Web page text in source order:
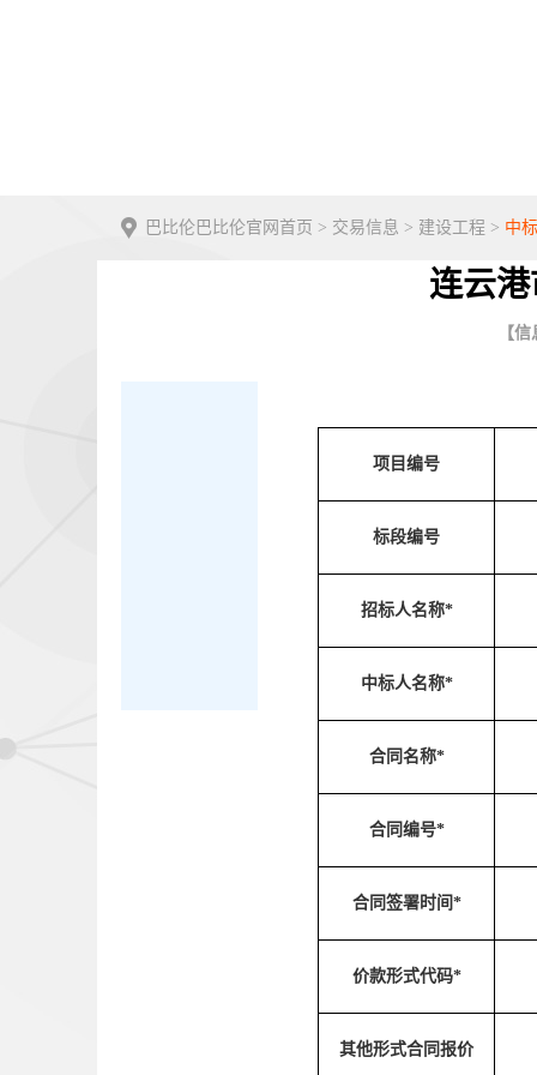
巴比伦巴比伦官网首页 > 交易信息 > 建设工程 > 中
连云
【
项目编号
标段编号
招标人名称*
中标人名称*
合同名称*
合同编号*
合同签署时间*
价款形式代码*
其他形式合同报价